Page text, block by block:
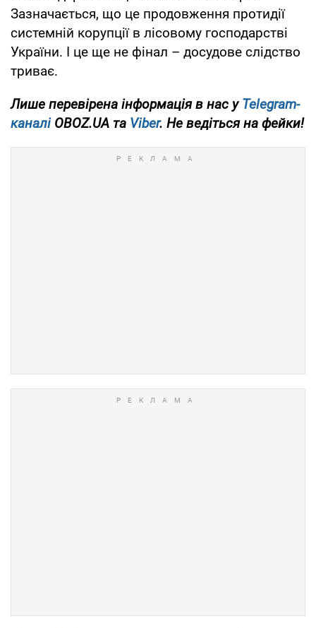
Зазначається, що це продовження протидії
системній корупції в лісовому господарстві
України. І це ще не фінал – досудове слідство
триває.
Лише перевірена інформація в нас уTelegram-
каналіOBOZ.UA та Viber. Не ведіться на фейки!